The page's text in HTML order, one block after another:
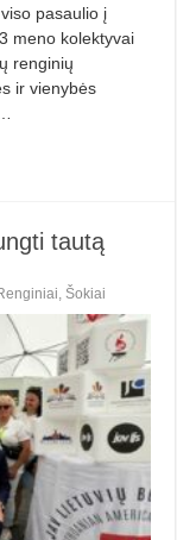
pasaulio į
meno kolektyvai
renginių
ir vienybės
tautą
, Šokiai